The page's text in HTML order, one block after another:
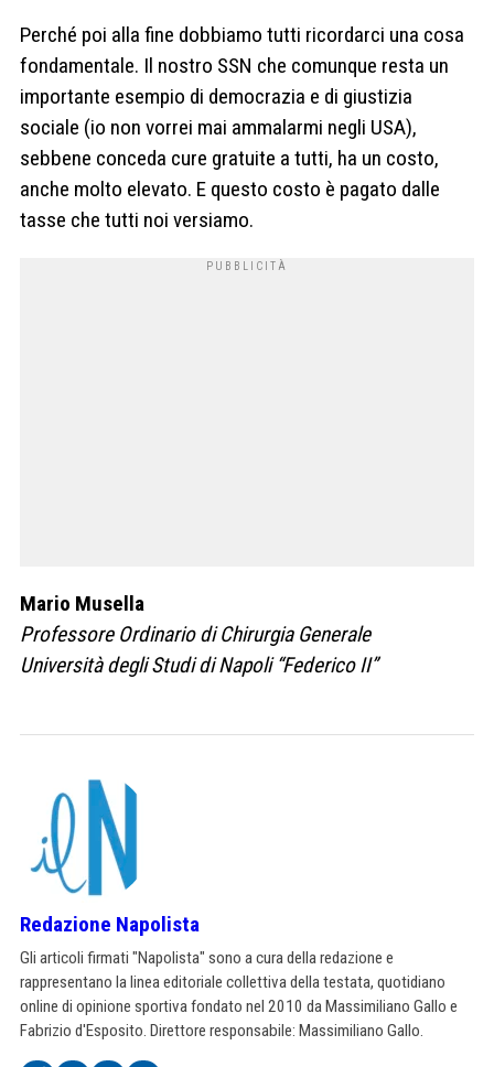
Perché poi alla fine dobbiamo tutti ricordarci una cosa
fondamentale. Il nostro SSN che comunque resta un
importante esempio di democrazia e di giustizia
sociale (io non vorrei mai ammalarmi negli USA),
sebbene conceda cure gratuite a tutti, ha un costo,
anche molto elevato. E questo costo è pagato dalle
tasse che tutti noi versiamo.
Mario Musella
Professore Ordinario di Chirurgia Generale
Università degli Studi di Napoli “Federico II”
Redazione Napolista
Gli articoli firmati "Napolista" sono a cura della redazione e
rappresentano la linea editoriale collettiva della testata, quotidiano
online di opinione sportiva fondato nel 2010 da Massimiliano Gallo e
Fabrizio d'Esposito. Direttore responsabile: Massimiliano Gallo.